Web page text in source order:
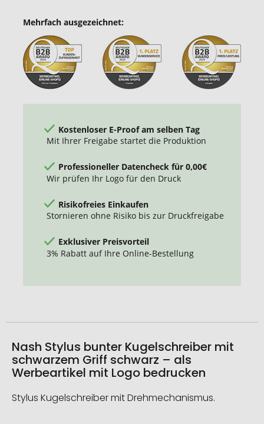
Mehrfach ausgezeichnet:
Kostenloser E-Proof am selben Tag
Mit Ihrer Freigabe startet die Produktion
Professioneller Datencheck für 0,00€
Wir prüfen Ihr Logo für den Druck
Risikofreies Einkaufen
Stornieren ohne Risiko bis zur Druckfreigabe
Exklusiver Preisvorteil
3% Rabatt auf Ihre Online-Bestellung
Nash Stylus bunter Kugelschreiber mit
schwarzem Griff schwarz – als
Werbeartikel mit Logo bedrucken
Stylus Kugelschreiber mit Drehmechanismus.